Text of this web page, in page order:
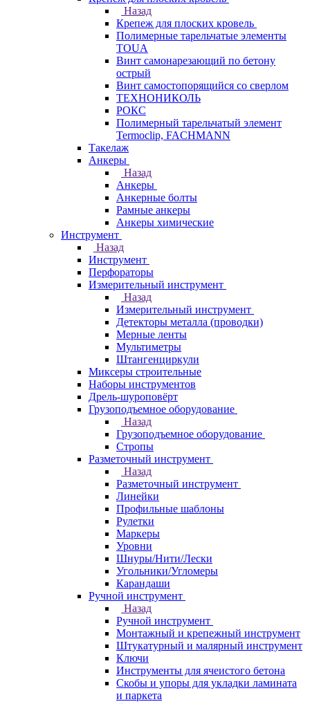
Назад
Крепеж для плоских кровель
Полимерные тарельчатые элементы
TOUA
Винт самонарезающий по бетону
острый
Винт самостопорящийся со сверлом
ТЕХНОНИКОЛЬ
РОКС
Полимерный тарельчатый элемент
Termoclip, FACHMANN
Такелаж
Анкеры
Назад
Анкеры
Анкерные болты
Рамные анкеры
Анкеры химические
Инструмент
Назад
Инструмент
Перфораторы
Измерительный инструмент
Назад
Измерительный инструмент
Детекторы металла (проводки)
Мерные ленты
Мультиметры
Штангенциркули
Миксеры строительные
Наборы инструментов
Дрель-шуроповёрт
Грузоподъемное оборудование
Назад
Грузоподъемное оборудование
Стропы
Разметочный инструмент
Назад
Разметочный инструмент
Линейки
Профильные шаблоны
Рулетки
Маркеры
Уровни
Шнуры/Нити/Лески
Угольники/Угломеры
Карандаши
Ручной инструмент
Назад
Ручной инструмент
Монтажный и крепежный инструмент
Штукатурный и малярный инструмент
Ключи
Инструменты для ячеистого бетона
Скобы и упоры для укладки ламината
и паркета